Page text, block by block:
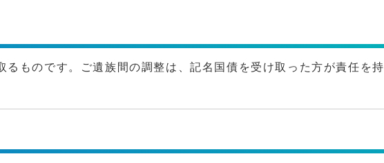
ものです。ご遺族間の調整は、記名国債を受け取った方が責任を持